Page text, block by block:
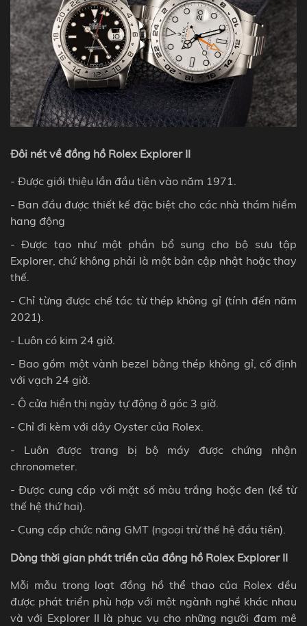
Đôi nét về đồng hồ Rolex Explorer II
- Được giới thiệu lần đầu tiên vào năm 1971.
- Ban đầu được thiết kế đặc biệt cho các nhà thám hiểm
hang động
- Được tạo như một phần bổ sung cho bộ sưu tập
Explorer, chứ không phải là một bản cập nhật hoặc thay
thế.
- Chỉ từng được chế tác từ thép không gỉ (tính đến năm
2021).
- Luôn có kim 24 giờ.
- Bao gồm một vành bezel bằng thép không gỉ, cố định
với vạch 24 giờ.
- Ô cửa hiển thị ngày tự động ở góc 3 giờ.
- Chỉ đi kèm với dây Oyster của Rolex.
- Luôn được trang bị bộ máy được chứng nhận
chronometer.
- Được cung cấp với mặt số màu trắng hoặc đen (kể từ
thế hệ thứ hai).
- Cung cấp chức năng GMT (ngoại trừ thế hệ đầu tiên).
Dòng thời gian phát triển của đồng hồ Rolex Explorer II
Mỗi mẫu trong loạt đồng hồ thể thao của Rolex dều
được phát triển phù hợp với một ngành nghề khác nhau
và với Explorer II là phục vụ cho những người đam mê